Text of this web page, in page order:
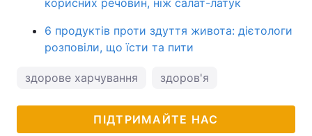
корисних речовин, ніж салат-латук
6 продуктів проти здуття живота: дієтологи
розповіли, що їсти та пити
здорове харчування здоров'я
ПІДТРИМАЙТЕ НАС